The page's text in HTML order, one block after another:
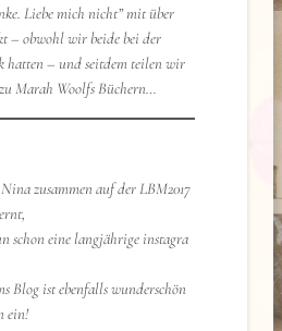
Liebe mich nicht” mit über
– obwohl wir beide bei der
hatten – und seitdem teilen wir
Marah Woolfs Büchern…
zusammen auf der LBM2017
schon eine langjährige instagra
Blog ist ebenfalls wunderschön
ein!